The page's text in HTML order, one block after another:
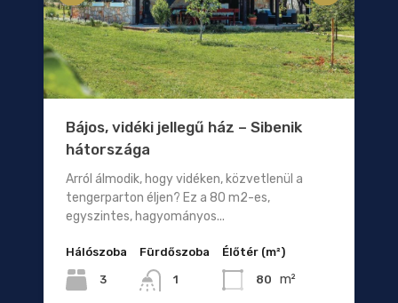
Bájos, vidéki jellegű ház – Sibenik
hátországa
Arról álmodik, hogy vidéken, közvetlenül a
tengerparton éljen? Ez a 80 m2-es,
egyszintes, hagyományos...
Hálószoba
3
Fürdőszoba
1
Élőtér (m²)
80 m²